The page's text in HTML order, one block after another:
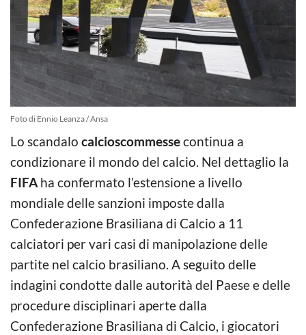
Foto di Ennio Leanza / Ansa
Lo scandalo calcioscommessecontinua a
condizionare il mondo del calcio. Nel dettaglio la
FIFA ha confermato l’estensione a livello
mondiale delle sanzioni imposte dalla
Confederazione Brasiliana di Calcio a 11
calciatori per vari casi di manipolazione delle
partite nel calcio brasiliano. A seguito delle
indagini condotte dalle autorità del Paese e delle
procedure disciplinari aperte dalla
Confederazione Brasiliana di Calcio, i giocatori